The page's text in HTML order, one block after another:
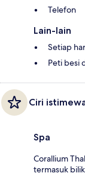
Telefon
Lain-lain
Setiap
Peti besi
Ciri
Spa
Corallium
termasuk